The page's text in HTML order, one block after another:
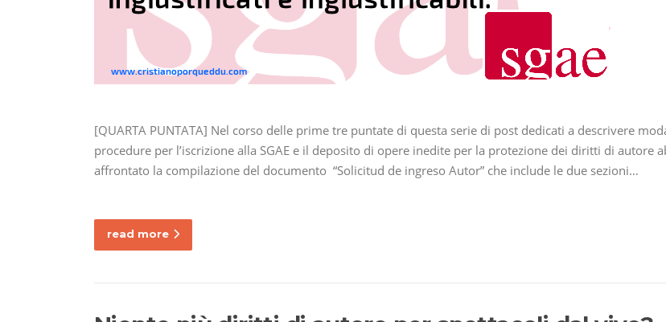
[QUARTA PUNTATA] Nel corso delle prime tre puntate di questa serie di post dedicati a descrivere
procedure per l’iscrizione alla SGAE e il deposito di opere inedite per la protezione dei diritti di autore
affrontato la compilazione del documento “Solicitud de ingreso Autor” che include le due sezioni…
read more